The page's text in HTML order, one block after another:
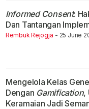
Informed Consent:
Dan Tantangan
Rembuk Rejogja - 25 June
Mengelola Kelas
Dengan Gamification,
Keramaian Jadi